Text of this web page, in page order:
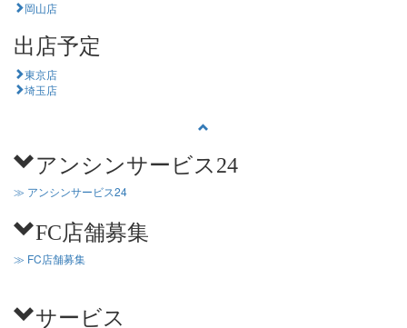
岡山店
出店予定
東京店
埼玉店
アンシンサービス24
≫ アンシンサービス24
FC店舗募集
≫ FC店舗募集
サービス